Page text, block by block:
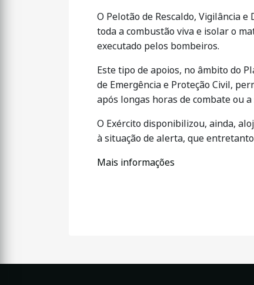
O Pelotão de Rescaldo, Vigilância
toda a combustão viva e isolar o
executado pelos bombeiros.
Este tipo de apoios, no âmbito do
de Emergência e Proteção Civil,
após longas horas de combate ou
O Exército disponibilizou, ainda,
à situação de alerta, que
Mais informações